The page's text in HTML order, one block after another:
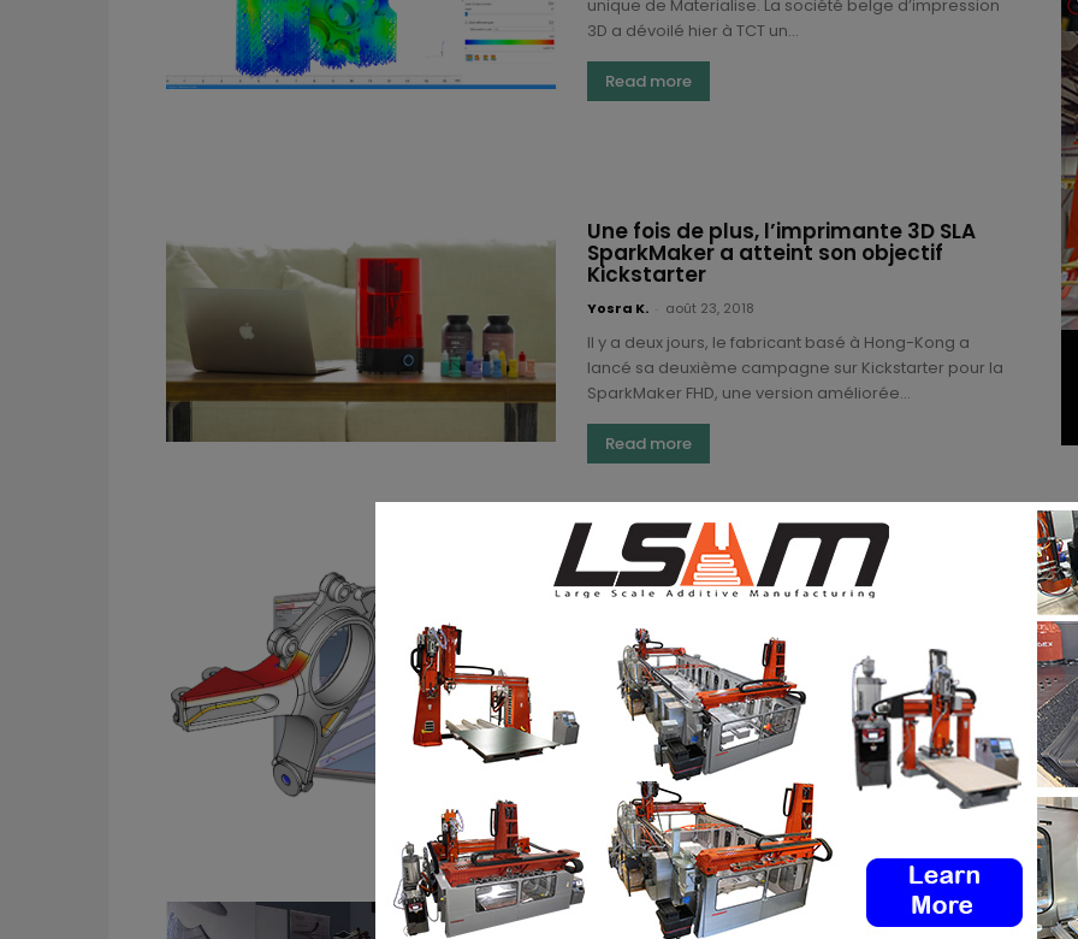
unique de Materialise. La société belge d’impression
3D a dévoilé hier à TCT un...
Read more
Une fois de plus, l’imprimante 3D SLA
SparkMaker a atteint son objectif
Kickstarter
Yosra K. août 23, 2018
Il y a deux jours, le fabricant basé à Hong-Kong a
lancé sa deuxième campagne sur Kickstarter pour la
SparkMaker FHD, une version améliorée...
Read more
Les améliorations apportées aux
logiciels 3D Evolution et 3D Analyzer
- juin 25, 2018
CoreTechnologie a annoncé vendredi dernier la
sortie officielle de la version 4.2 de 3D Evolution et 3D
Analyzer. En termes de solutions d’interopérabilité
Read more
Unisbrands : les chaussures imprimées